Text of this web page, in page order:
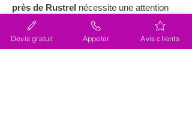
près de Rustrel nécessite une attention
particulière. Les entreprises doivent
d'abord évaluer leurs besoins spécifiques
et définir des objectifs clairs. Ensuite, elles
Devis gratuit Appeler Avis clients